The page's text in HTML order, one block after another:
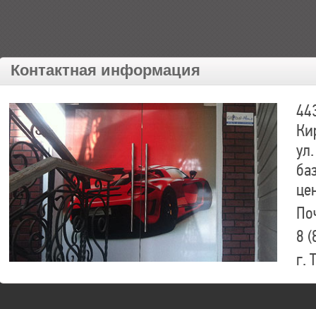
Контактная информация
8
г.
8